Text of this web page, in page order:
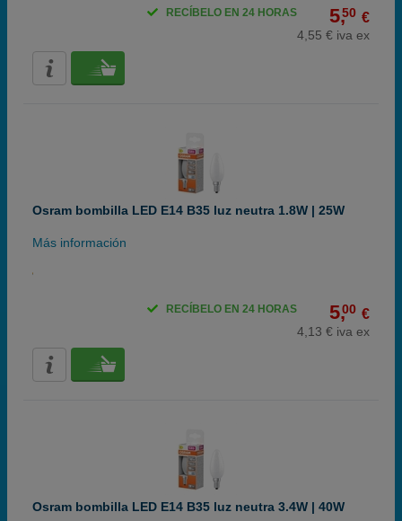
5,50 €
4,55 € iva ex
RECÍBELO EN 24 HORAS
Osram bombilla LED E14 B35 luz neutra 1.8W | 25W
Más información
5,00 €
4,13 € iva ex
RECÍBELO EN 24 HORAS
Osram bombilla LED E14 B35 luz neutra 3.4W | 40W